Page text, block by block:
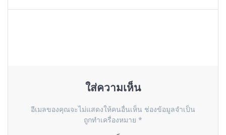
ใส่ความเห็น
อีเมลของคุณจะไม่แสดงให้คนอื่นเห็น ช่องข้อมูลจำเป็น
ถูกทำเครื่องหมาย *